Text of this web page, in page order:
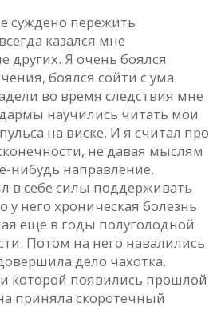
суждено пережить
казался мне
других. Я очень боялся
боялся сойти с ума.
во время следствия мне
научились читать мои
на виске. И я считал про
не давая мыслям
нибудь направление.
в себе силы поддерживать
у него хроническая болезнь
еще в годы полуголодной
Потом на него навалились
дело чахотка,
которой появились прошлой
приняла скоротечный